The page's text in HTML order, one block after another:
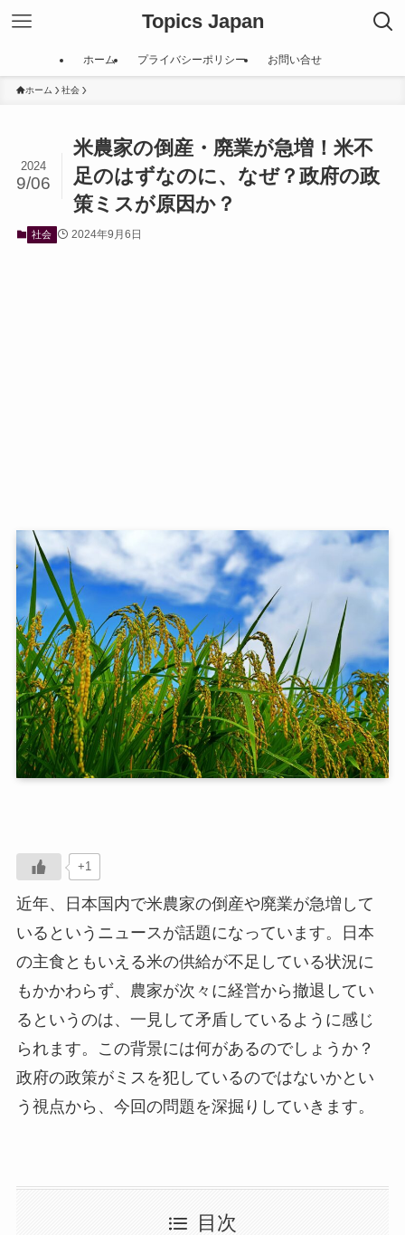
Topics Japan
ホーム プライバシーポリシー お問い合せ
ホーム 社会
米農家の倒産・廃業が急増！米不
足のはずなのに、なぜ？政府の政
策ミスが原因か？
2024
9/06
社会 2024年9月6日
+1
近年、日本国内で米農家の倒産や廃業が急増して
いるというニュースが話題になっています。日本
の主食ともいえる米の供給が不足している状況に
もかかわらず、農家が次々に経営から撤退してい
るというのは、一見して矛盾しているように感じ
られます。この背景には何があるのでしょうか？
政府の政策がミスを犯しているのではないかとい
う視点から、今回の問題を深掘りしていきます。
目次